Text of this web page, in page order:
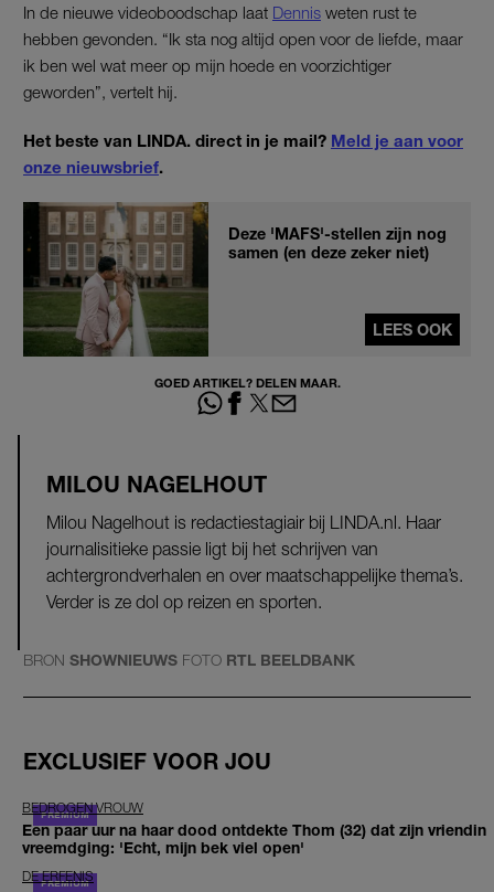
In de nieuwe videoboodschap laat Dennis weten rust te
hebben gevonden. “Ik sta nog altijd open voor de liefde, maar
ik ben wel wat meer op mijn hoede en voorzichtiger
geworden”, vertelt hij.
Het beste van LINDA. direct in je mail? Meld je aan voor
onze nieuwsbrief.
Deze 'MAFS'-stellen zijn nog
samen (en deze zeker niet)
LEES OOK
GOED ARTIKEL? DELEN MAAR.
MILOU NAGELHOUT
Milou Nagelhout is redactiestagiair bij LINDA.nl. Haar
journalisitieke passie ligt bij het schrijven van
achtergrondverhalen en over maatschappelijke thema’s.
Verder is ze dol op reizen en sporten.
BRON SHOWNIEUWS FOTO RTL BEELDBANK
EXCLUSIEF VOOR JOU
BEDROGEN VROUW
Een paar uur na haar dood ontdekte Thom (32) dat zijn vriendin
vreemdging: 'Echt, mijn bek viel open'
DE ERFENIS